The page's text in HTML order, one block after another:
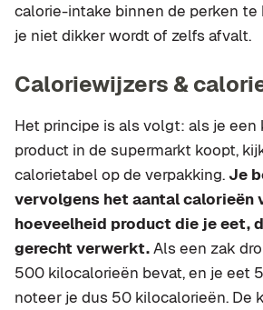
calorie-intake binnen de perken te
je niet dikker wordt of zelfs afvalt.
Caloriewijzers &
Het principe is als volgt: als je
product in de supermarkt koopt,
calorietabel op de verpakking. Je
vervolgens het aantal calorieën
hoeveelheid product die je eet,
gerecht verwerkt.Als een zak
500 kilocalorieën bevat, en je eet
noteer je dus 50 kilocalorieën. De